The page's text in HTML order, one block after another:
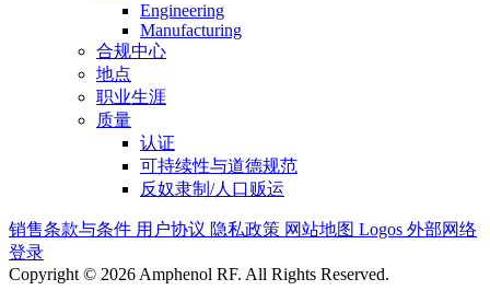
Engineering
Manufacturing
合规中心
地点
职业生涯
质量
认证
可持续性与道德规范
反奴隶制/人口贩运
销售条款与条件 用户协议 隐私政策 网站地图 Logos 外部网络
登录
Copyright © 2026 Amphenol RF. All Rights Reserved.